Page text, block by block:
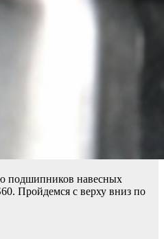
подшипников навесных
Пройдемся с верху вниз по